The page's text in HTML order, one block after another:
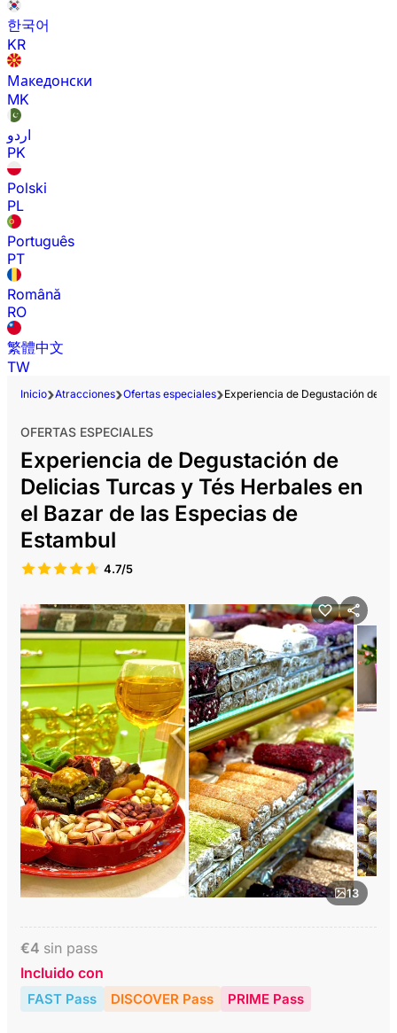
한국어
KR
Македонски
MK
اردو
PK
Polski
PL
Português
PT
Română
RO
繁體中文
TW
Inicio Atracciones Ofertas especiales Experiencia de Degustación de
13
OFERTAS ESPECIALES
Experiencia de Degustación de
Delicias Turcas y Tés Herbales en
el Bazar de las Especias de
Estambul
4.7/5
€4 sin pass
Incluido con
FAST Pass DISCOVER Pass PRIME Pass